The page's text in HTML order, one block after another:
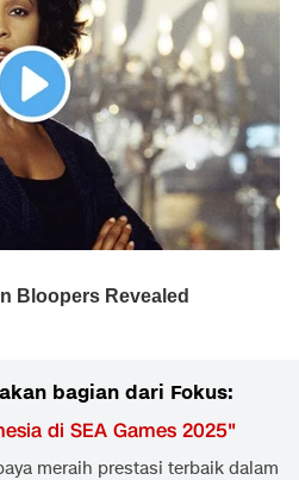
bagian dari Fokus:
di SEA Games 2025"
meraih prestasi terbaik dalam